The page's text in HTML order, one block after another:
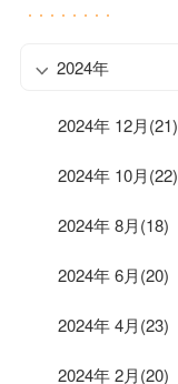
2024年
2024年 12月(21)
2024年 10月(22)
2024年 8月(18)
2024年 6月(20)
2024年 4月(23)
2024年 2月(20)